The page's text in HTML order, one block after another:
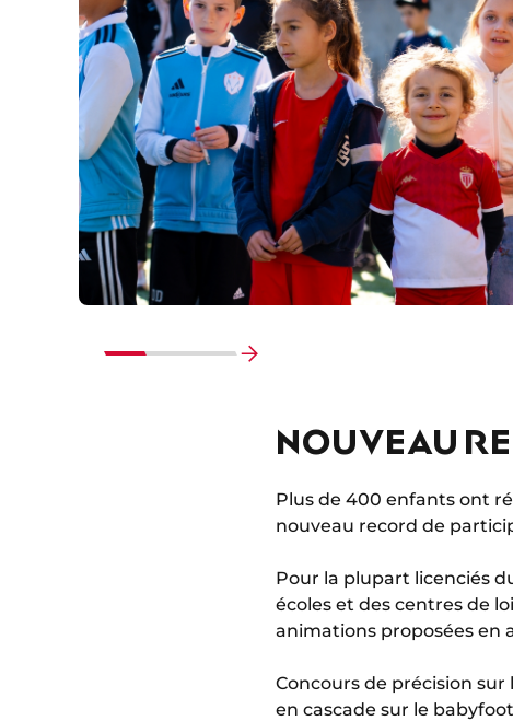
versNOUVEAU
Plus de 400 enfants ont
nouveau record de
Pour la plupart licenciés
écoles et des centres de
animations proposées en
Concours de précision
en cascade sur le